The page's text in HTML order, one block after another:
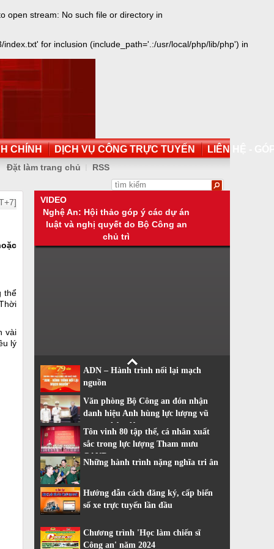
open stream: No such file or directory in
for inclusion (include_path='.:/usr/local/php/lib/php') in
CHÍNH DỊCH VỤ CÔNG TRỰC TUYẾN LIÊN HỆ -
Đặt làm trang chủ RSS
thể
vài
lý
VIDEO
Nghệ An: Hội thảo góp ý các dự án
luật và nghị quyết do Bộ Công an
chủ trì
ADN – Hành trình nối lại mạch
nguồn
Văn phòng Bộ Công an đón nhận
danh hiệu Anh hùng lực lượng vũ
trang nhân dân
Tôn vinh 80 tập thể, cá nhân xuất
sắc trong lực lượng Tham mưu
CAND
Những hành trình nặng nghĩa tri ân
Hướng dẫn cách đăng ký, cấp biển
số xe trực tuyến lần đầu
Chương trình 'Học làm chiến sĩ
Công an' năm 2024